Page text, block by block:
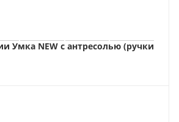
Умка NEW с антресолью (ручки